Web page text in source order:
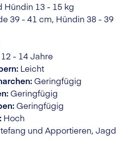
Hündin 13 - 15 kg
39 - 41 cm, Hündin 38 - 39
12 - 14 Jahre
Leicht
Geringfügig
Geringfügig
Geringfügig
Hoch
und Apportieren, Jagd